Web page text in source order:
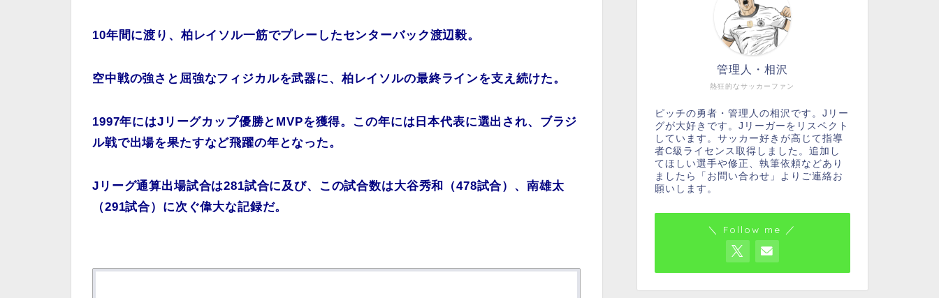
10年間に渡り、柏レイソル一筋でプレーしたセンターバック渡辺毅。
空中戦の強さと屈強なフィジカルを武器に、柏レイソルの最終ラインを支え続けた。
1997年にはJリーグカップ優勝とMVPを獲得。この年には日本代表に選出され、ブラジ
ル戦で出場を果たすなど飛躍の年となった。
Jリーグ通算出場試合は281試合に及び、この試合数は大谷秀和（478試合）、南雄太
（291試合）に次ぐ偉大な記録だ。
熱狂的なサッカーファン
管理人・相沢
ピッチの勇者・管理人の相沢です。Jリー
グが大好きです。Jリーガーをリスペクト
しています。サッカー好きが高じて指導
者C級ライセンス取得しました。追加し
てほしい選手や修正、執筆依頼などあり
ましたら「お問い合わせ」よりご連絡お
願いします。
＼ Follow me ／